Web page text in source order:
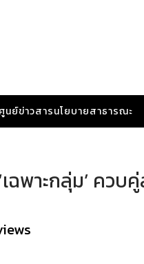
ศูนย์ข่าวสารนโยบายสาธารณะ
เฉพาะกลุ่ม’ คว